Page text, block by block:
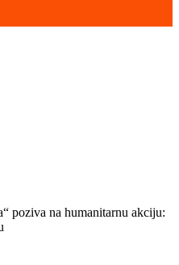
poziva na humanitarnu akciju: